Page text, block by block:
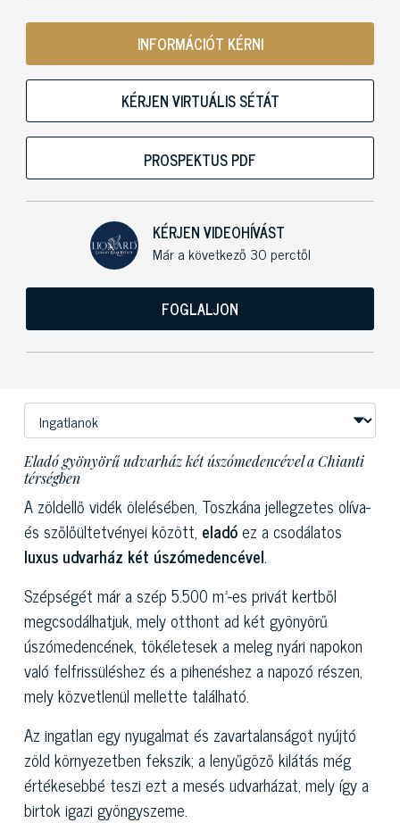
INFORMÁCIÓT KÉRNI
KÉRJEN VIRTUÁLIS SÉTÁT
PROSPEKTUS PDF
KÉRJEN VIDEOHÍVÁST
Már a következő 30 perctől
FOGLALJON
Eladó gyönyörű udvarház két úszómedencével a Chianti
térségben
A zöldellő vidék ölelésében, Toszkána jellegzetes olíva-
és szőlőültetvényei között, eladóez a csodálatos
luxus udvarház két úszómedencével.
Szépségét már a szép 5.500 m²-es privát kertből
megcsodálhatjuk, mely otthont ad két gyönyörű
úszómedencének, tökéletesek a meleg nyári napokon
való felfrissüléshez és a pihenéshez a napozó részen,
mely közvetlenül mellette található.
Az ingatlan egy nyugalmat és zavartalanságot nyújtó
zöld környezetben fekszik; a lenyűgöző kilátás még
értékesebbé teszi ezt a mesés udvarházat, mely így a
birtok igazi gyöngyszeme.